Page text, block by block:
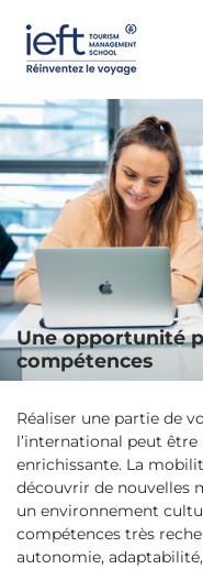
La mobilité
étudiants de l’IEFT
professionnelle et
secteur du tourisme.
française et
compétences
l’employabilité et
cursus.
Une opportunité
compétences
Réaliser une partie de
l’international peut
enrichissante. La
découvrir de nouvelles
un environnement
compétences très
autonomie,